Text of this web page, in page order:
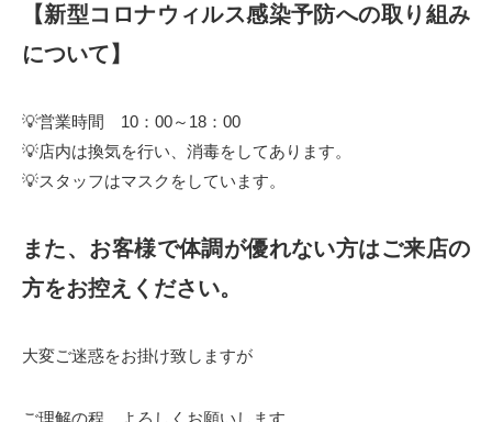
【新型コロナウィルス感染予防への取り組み
について】
💡営業時間 10：00～18：00
💡店内は換気を行い、消毒をしてあります。
💡スタッフはマスクをしています。
また、お客様で体調が優れない方はご来店の
方をお控えください。
大変ご迷惑をお掛け致しますが
ご理解の程、よろしくお願いします。